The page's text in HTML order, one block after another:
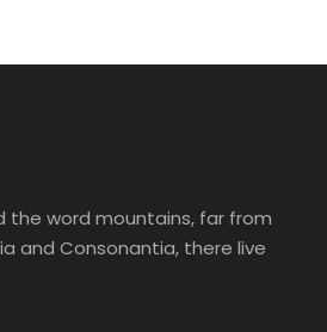
the word mountains, far from
and Consonantia, there live